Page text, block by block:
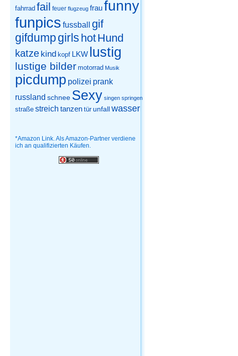
fahrrad fail feuer flugzeug fraufunny
funpics fussball gif
gifdump girls hotHund
katze kind kopf LKW lustig
lustige bilder motorrad Musik
picdump polizei prank
russland schnee Sexy singen springen
straße streich tanzen tür unfallwasser
*Amazon Link. Als Amazon-Partner verdiene
ich an qualifizierten Käufen.